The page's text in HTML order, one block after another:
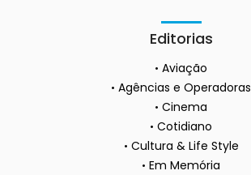
Editorias
Aviação
Agências e Operadoras
Cinema
Cotidiano
Cultura & Life Style
Em Memória